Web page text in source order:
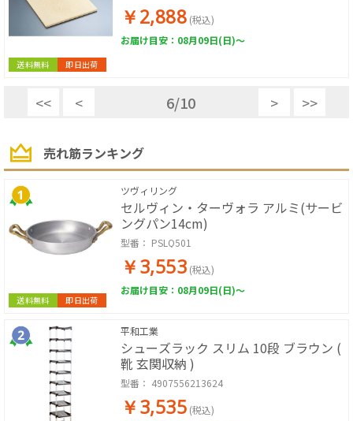
送料無料 即日出荷
￥2,888 (税込)
お届け目安：08月09日(日)～
<< < 6/10 > >>
売れ筋ランキング
送料無料 即日出荷
ツヴィリング
セルヴィン・ターヴォラ アルミ(サービ
ングパン14cm)
型番： PSLQ501
￥3,553 (税込)
お届け目安：08月09日(日)～
平和工業
シューズラック スリム 10段 ブラウン (
靴 玄関収納 )
型番： 4907556213624
￥3,535 (税込)